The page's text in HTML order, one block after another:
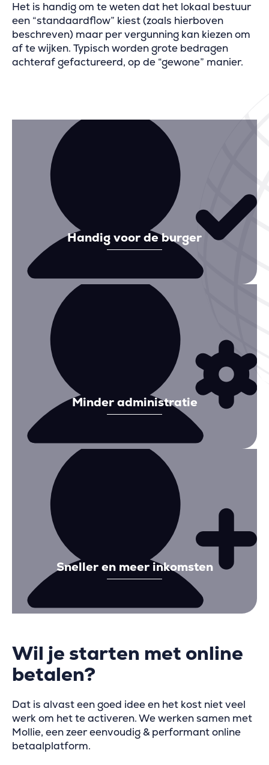
Het is handig om te weten dat het lokaal bestuur
een “standaardflow” kiest (zoals hierboven
beschreven) maar per vergunning kan kiezen om
af te wijken. Typisch worden grote bedragen
achteraf gefactureerd, op de “gewone” manier.
Handig voor de burger
Minder administratie
Sneller en meer inkomsten
Wil je starten met online
betalen?
Dat is alvast een goed idee en het kost niet veel
werk om het te activeren. We werken samen met
Mollie, een zeer eenvoudig & performant online
betaalplatform.